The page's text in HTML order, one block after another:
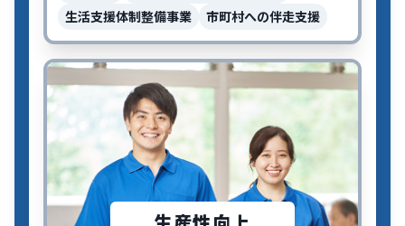
生活支援体制整備事業
市町村への伴走支援